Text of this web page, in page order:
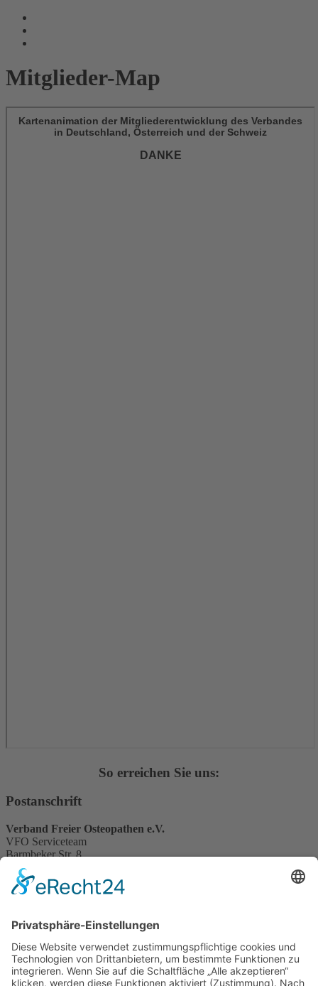
Mitglieder-Map
So erreichen Sie uns:
Postanschrift
Verband Freier Osteopathen e.V.
VFO Serviceteam
Barmbeker Str. 8
22303 Hamburg
Servicetelefon
089 244 151 460
Sprechzeiten
Mo. 14.00 – 18.00 Uhr
Di. 09.00 – 13.00 Uhr